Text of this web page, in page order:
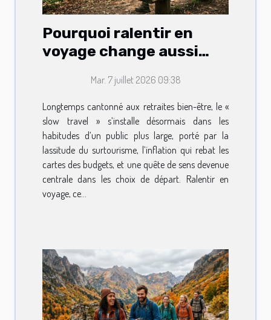
Pourquoi ralentir en
voyage change aussi
Mar. 7 juillet 2026 09:38
Longtemps cantonné aux retraites bien-être, le «
slow travel » s’installe désormais dans les
habitudes d’un public plus large, porté par la
lassitude du surtourisme, l’inflation qui rebat les
cartes des budgets, et une quête de sens devenue
centrale dans les choix de départ. Ralentir en
voyage, ce...